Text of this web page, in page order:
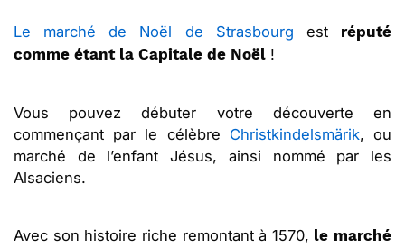
Le marché de Noël de Strasbourg est réputé
comme étant la Capitale de Noël !
Vous pouvez débuter votre découverte en
commençant par le célèbre Christkindelsmärik, ou
marché de l’enfant Jésus, ainsi nommé par les
Alsaciens.
Avec son histoire riche remontant à 1570, le marché